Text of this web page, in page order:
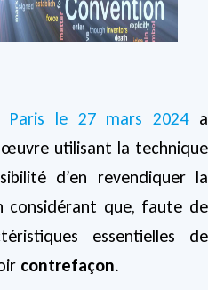
Paris le 27 mars 2024a
œuvre utilisant la technique
d’en revendiquer la
considérant que, faute de
essentielles de
contrefaçon.